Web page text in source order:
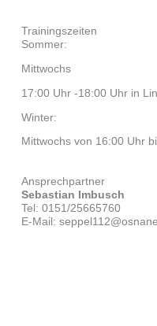
Trainingszeiten
Sommer:
Mittwochs
17:00 Uhr -18:00 Uhr in
Winter:
Mittwochs von 16:00 Uhr
Ansprechpartner
Sebastian Imbusch
Tel: 0151/25665760
E-Mail: